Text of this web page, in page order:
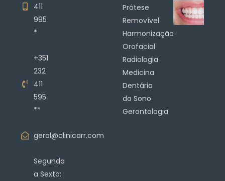
411
995
*
+351
232
411
595
**
geral@clinicarr.com
Segunda
a Sexta:
Prótese
Removível
Harmonização
Orofacial
Radiologia
Medicina
Dentária
do Sono
Gerontologia